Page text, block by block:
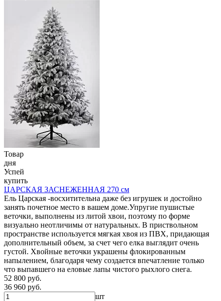
Товар
дня
Успей
купить
ЦАРСКАЯ ЗАСНЕЖЕННАЯ 270 см
Ель Царская -восхитительна даже без игрушек и достойно
занять почетное место в вашем доме.Упругие пушистые
веточки, выполнены из литой хвои, поэтому по форме
визуально неотличимы от натуральных. В приствольном
пространстве используется мягкая хвоя из ПВХ, придающая
дополнительный объем, за счет чего елка выглядит очень
густой. Хвойные веточки украшены флокированным
напылением, благодаря чему создается впечатление только
что выпавшего на еловые лапы чистого рыхлого снега.
52 800 руб.
36 960 руб.
шт